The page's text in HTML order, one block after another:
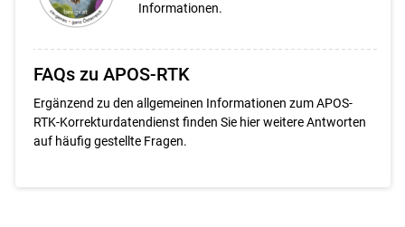
Informationen.
FAQs zu APOS-RTK
Ergänzend zu den allgemeinen Informationen zum APOS-
RTK-Korrekturdatendienst finden Sie hier weitere Antworten
auf häufig gestellte Fragen.